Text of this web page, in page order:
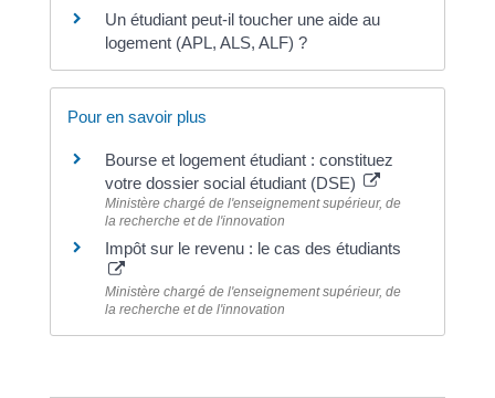
Un étudiant peut-il toucher une aide au
logement (APL, ALS, ALF) ?
Pour en savoir plus
Bourse et logement étudiant : constituez
votre dossier social étudiant (DSE)
Ministère chargé de l'enseignement supérieur, de
la recherche et de l'innovation
Impôt sur le revenu : le cas des étudiants
Ministère chargé de l'enseignement supérieur, de
la recherche et de l'innovation